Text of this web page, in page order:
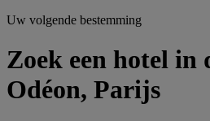
Uw volgende bestemming
Zoek een hotel in
Odéon, Parijs